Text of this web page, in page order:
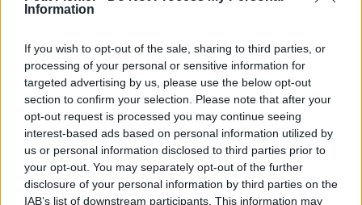
Information
If you wish to opt-out of the sale, sharing to third parties, or
processing of your personal or sensitive information for
targeted advertising by us, please use the below opt-out
section to confirm your selection. Please note that after your
opt-out request is processed you may continue seeing
interest-based ads based on personal information utilized by
us or personal information disclosed to third parties prior to
your opt-out. You may separately opt-out of the further
disclosure of your personal information by third parties on the
IAB’s list of downstream participants. This information may